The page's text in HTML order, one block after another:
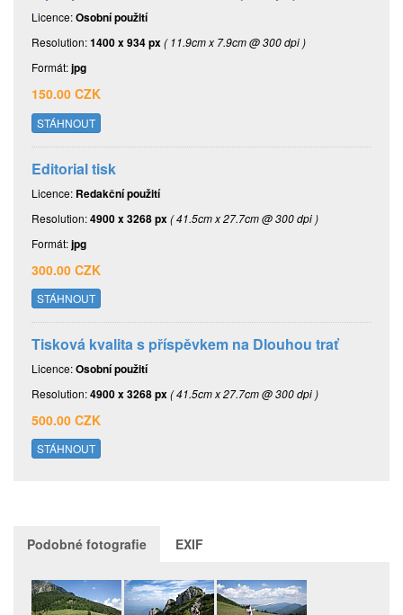
Licence:Osobní použití
Resolution:1400 x 934 px( 11.9cm x 7.9cm @ 300 dpi )
Formát:jpg
150.00 CZK
STÁHNOUT
Editorial tisk
Licence: Redakční použití
Resolution:4900 x 3268 px( 41.5cm x 27.7cm @ 300 dpi )
Formát:jpg
300.00 CZK
STÁHNOUT
Tisková kvalita s příspěvkem na Dlouhou trať
Licence:Osobní použití
Resolution:4900 x 3268 px( 41.5cm x 27.7cm @ 300 dpi )
500.00 CZK
STÁHNOUT
Podobné fotografie EXIF